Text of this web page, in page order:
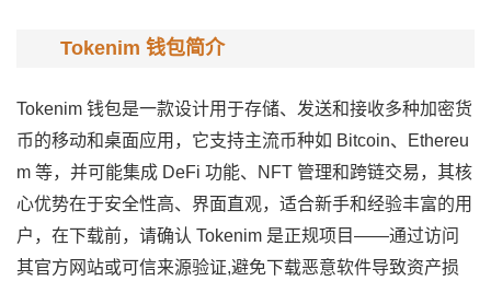
Tokenim 钱包简介
Tokenim 钱包是一款设计用于存储、发送和接收多种加密货
币的移动和桌面应用，它支持主流币种如 Bitcoin、Ethereu
m 等，并可能集成 DeFi 功能、NFT 管理和跨链交易，其核
心优势在于安全性高、界面直观，适合新手和经验丰富的用
户，在下载前，请确认 Tokenim 是正规项目——通过访问
其官方网站或可信来源验证,避免下载恶意软件导致资产损